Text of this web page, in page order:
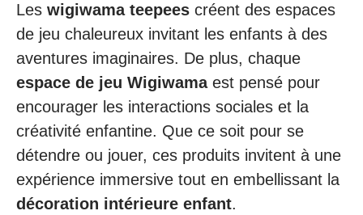
Les wigiwama teepees créent des espaces
de jeu chaleureux invitant les enfants à des
aventures imaginaires. De plus, chaque
espace de jeu Wigiwamaest pensé pour
encourager les interactions sociales et la
créativité enfantine. Que ce soit pour se
détendre ou jouer, ces produits invitent à une
expérience immersive tout en embellissant la
décoration intérieure enfant.